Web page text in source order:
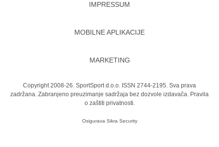
IMPRESSUM
MOBILNE APLIKACIJE
MARKETING
Copyright 2008-26. SportSport d.o.o. ISSN 2744-2195. Sva prava
zadržana. Zabranjeno preuzimanje sadržaja bez dozvole izdavača. Pravila
o zaštiti privatnosti.
Osigurava Sikra Security